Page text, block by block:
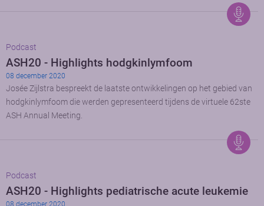
Podcast
ASH20 - Highlights hodgkinlymfoom
08 december 2020
Josée Zijlstra bespreekt de laatste ontwikkelingen op het gebied van
hodgkinlymfoom die werden gepresenteerd tijdens de virtuele 62ste
ASH Annual Meeting.
Podcast
ASH20 - Highlights pediatrische acute leukemie
08 december 2020